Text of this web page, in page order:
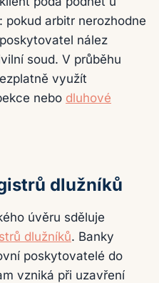
arbitr nerozhodne
nález
soud. V průběhu
využít
nebo dluhové
dlužníků
úvěru sděluje
dlužníků. Banky
poskytovatelé do
vzniká při uzavření